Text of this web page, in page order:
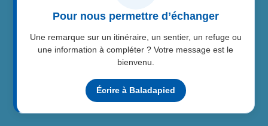
Pour nous permettre d’échanger
Une remarque sur un itinéraire, un sentier, un refuge ou
une information à compléter ? Votre message est le
bienvenu.
Écrire à Baladapied